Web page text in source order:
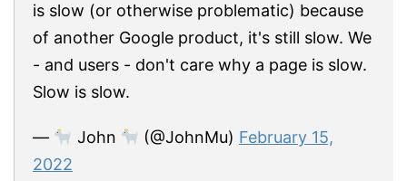
is slow (or otherwise problematic) because
of another Google product, it's still slow. We
- and users - don't care why a page is slow.
Slow is slow.
— John (@JohnMu) February 15,
2022